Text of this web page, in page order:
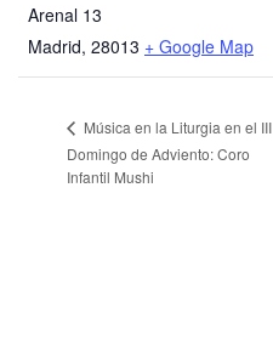
Arenal 13
Madrid, 28013 + Google Map
Música en la Liturgia en el III
Domingo de Adviento: Coro
Infantil Mushi